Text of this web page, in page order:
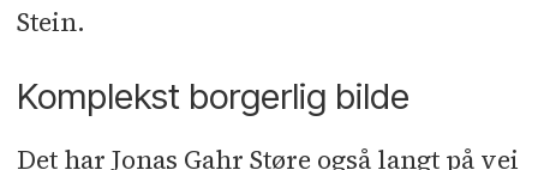
Stein.
Komplekst borgerlig bilde
Det har Jonas Gahr Støre også langt på vei